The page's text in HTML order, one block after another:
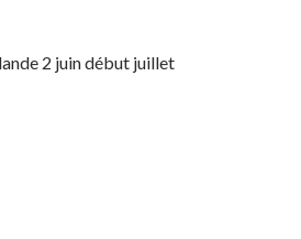
2 juin début juillet